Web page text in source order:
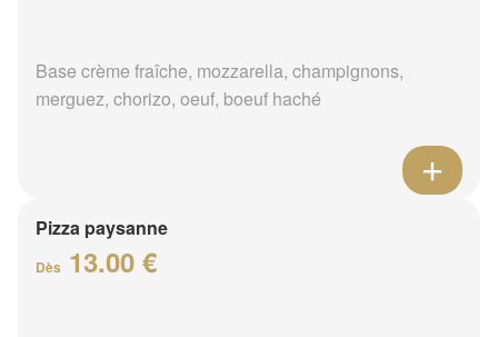
Base crème fraîche, mozzarella, champignons,
merguez, chorizo, oeuf, boeuf haché
Pizza paysanne
Dès 13.00 €